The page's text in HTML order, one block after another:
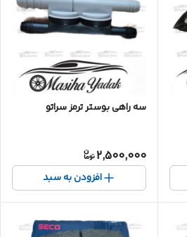
سه راهی بوستر ترمز سراتو
2,500,000
افزودن به سبد